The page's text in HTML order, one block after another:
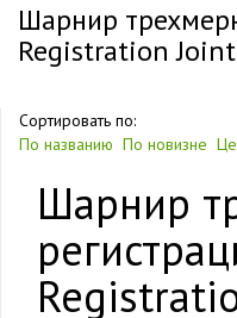
Шарнир
Registration
Сортировать по:
По названию По новизне
Шарнир